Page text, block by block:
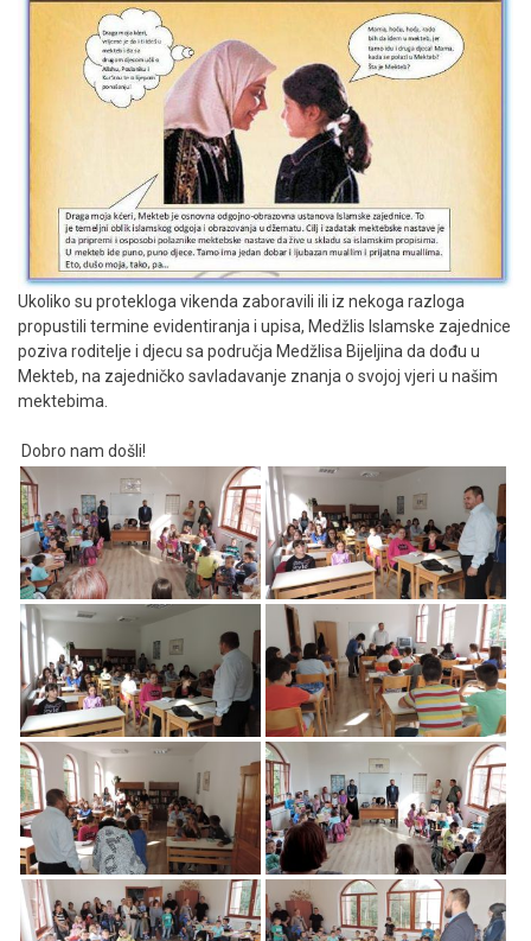
Ukoliko su protekloga vikenda zaboravili ili iz nekoga razloga
propustili termine evidentiranja i upisa, Medžlis Islamske zajednice
poziva roditelje i djecu sa područja Medžlisa Bijeljina da dođu u
Mekteb, na zajedničko savladavanje znanja o svojoj vjeri u našim
mektebima.
Dobro nam došli!